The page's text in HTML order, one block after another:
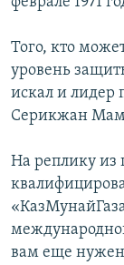
Того, кто
уровень
искал и лидер
Серикжан
На реплику из
вам еще